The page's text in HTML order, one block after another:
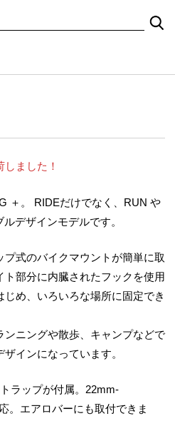
ました！
＋。 RIDEだけでなく、RUN や
デザインモデルです。
式のバイクマウントが簡単に取
ト部分に内臓されたフックを使用
じめ、いろいろな場所に固定でき
ニングや散歩、キャンプなどで
インになっています。
ラップが付属。22mm-
。エアロバーにも取付できま